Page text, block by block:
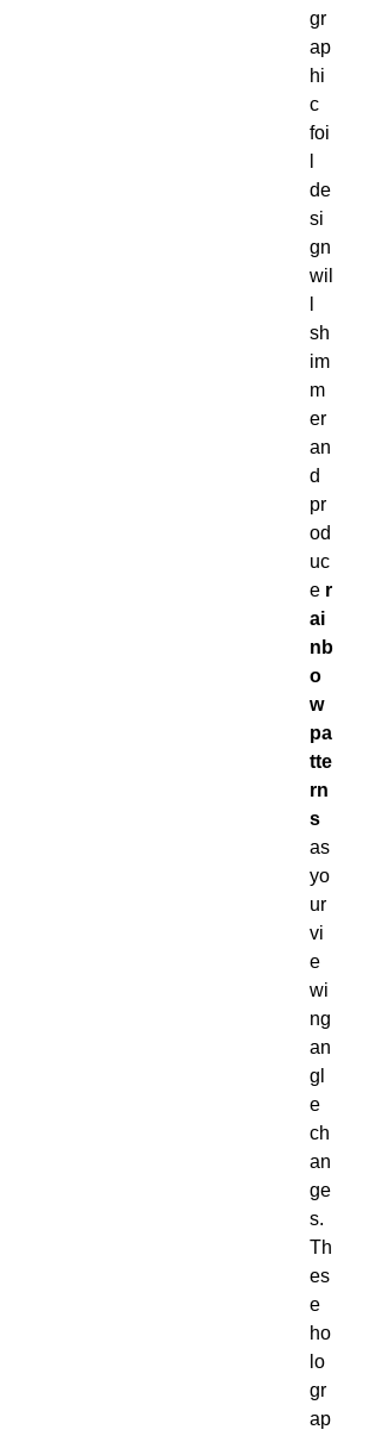
gr
ap
hi
c
foi
de
si
gn
wil
sh
im
m
er
an
d
pr
od
uc
e r
ai
nb
o
w
pa
tte
rn
s
as
yo
ur
vi
e
wi
ng
an
gl
e
ch
an
ge
s.
Th
es
e
ho
lo
gr
ap